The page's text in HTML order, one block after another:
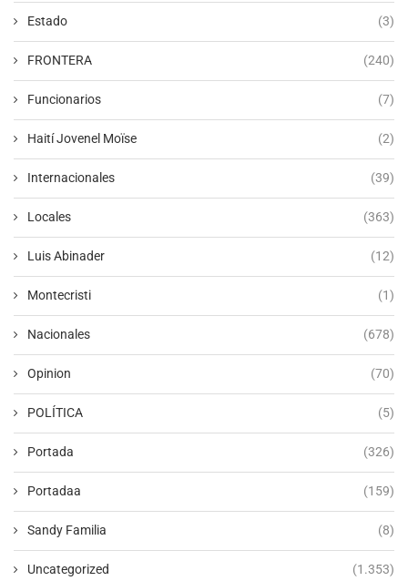
Estado (3)
FRONTERA (240)
Funcionarios (7)
Haití Jovenel Moïse (2)
Internacionales (39)
Locales (363)
Luis Abinader (12)
Montecristi (1)
Nacionales (678)
Opinion (70)
POLÍTICA (5)
Portada (326)
Portadaa (159)
Sandy Familia (8)
Uncategorized (1.353)